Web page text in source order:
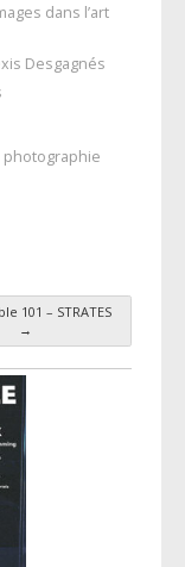
dans l’art
Desgagnés
photographie
101 – STRATES
→